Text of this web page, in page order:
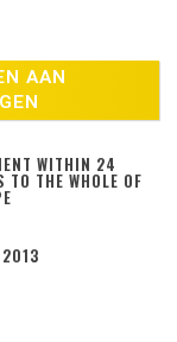
AAN
WITHIN 24
TO THE WHOLE OF